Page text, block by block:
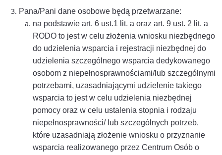
Pana/Pani dane osobowe będą przetwarzane:
na podstawie art. 6 ust.1 lit. a oraz art. 9 ust. 2 lit. a
RODO to jest w celu złożenia wniosku niezbędnego
do udzielenia wsparcia i rejestracji niezbędnej do
udzielenia szczególnego wsparcia dedykowanego
osobom z niepełnosprawnościami/lub szczególnymi
potrzebami, uzasadniającymi udzielenie takiego
wsparcia to jest w celu udzielenia niezbędnej
pomocy oraz w celu ustalenia stopnia i rodzaju
niepełnosprawności/ lub szczególnych potrzeb,
które uzasadniają złożenie wniosku o przyznanie
wsparcia realizowanego przez Centrum Osób o